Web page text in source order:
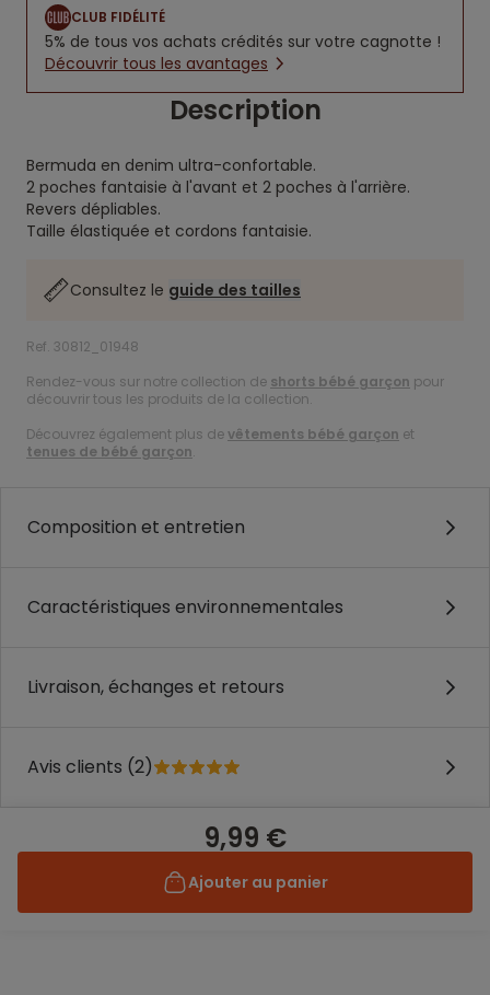
CLUB FIDÉLITÉ
5% de tous vos achats crédités sur votre cagnotte !
Découvrir tous les avantages
Description
Bermuda en denim ultra-confortable.
2 poches fantaisie à l'avant et 2 poches à l'arrière.
Revers dépliables.
Taille élastiquée et cordons fantaisie.
Consultez le guide des tailles
Ref. 30812_01948
Rendez-vous sur notre collection de shorts bébé garçon pour
découvrir tous les produits de la collection.
Découvrez également plus devêtements bébé garçon et
tenues de bébé garçon.
Composition et entretien
Caractéristiques environnementales
Livraison, échanges et retours
Avis clients (2)
9,99 €
Ajouter au panier